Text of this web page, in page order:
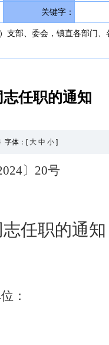
关键字：
部、委会，镇直各部门
任职的通知
字体：[ 大 中 小 ]
4〕 20号
志任职的通知
：